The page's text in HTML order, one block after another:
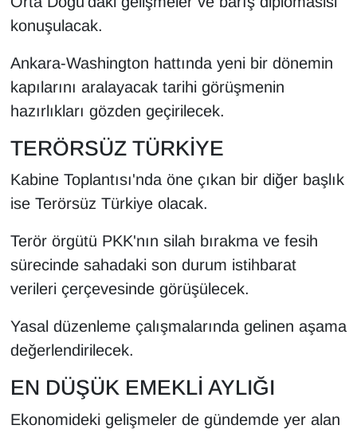
konuşulacak.
Ankara-Washington hattında yeni bir dönemin
kapılarını aralayacak tarihi görüşmenin
hazırlıkları gözden geçirilecek.
TERÖRSÜZ TÜRKİYE
Kabine Toplantısı'nda öne çıkan bir diğer başlık
ise Terörsüz Türkiye olacak.
Terör örgütü PKK'nın silah bırakma ve fesih
sürecinde sahadaki son durum istihbarat
verileri çerçevesinde görüşülecek.
Yasal düzenleme çalışmalarında gelinen aşama
değerlendirilecek.
EN DÜŞÜK EMEKLİ AYLIĞI
Ekonomideki gelişmeler de gündemde yer alan
SPOR
TEKNOLOJİ
Turizm
VAN'DA SPOR
Vasıta
YAŞAM
YEREL